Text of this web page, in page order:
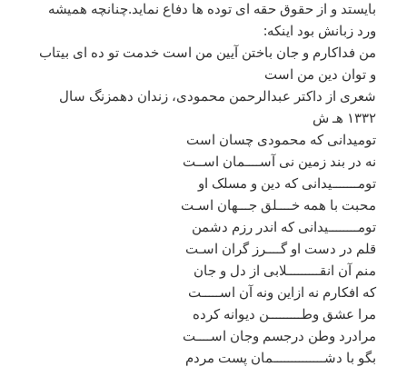
بایستد و از حقوق حقه ای توده ها دفاع نماید.چنانچه همیشه
ورد زبانش بود اینکه:
من فداکارم و جان باختن آیین من است خدمت تو ده ای بیتاب
و توان دین من است
شعری از داکتر عبدالرحمن محمودی، زندان دهمزنگ سال
۱۳۳۲ هـ ش
تومیدانی که محمودی چسان است
نه در بند زمین نی آســــمان اســت
تومـــــــیدانی که دین و مسلک او
محبت با همه خــــلق جـــهان اسـت
تومــــــــیدانی که اندر رزم دشمن
قلم در دست او گــــرز گران اسـت
منم آن انقـــــــــلابی از دل و جان
که افکارم نه ازاین ونه آن اســـــت
مرا عشق وطـــــــــن دیوانه کرده
مرادرد وطن درجسم وجان اســــت
بگو با دشــــــــــــــمان پست مردم